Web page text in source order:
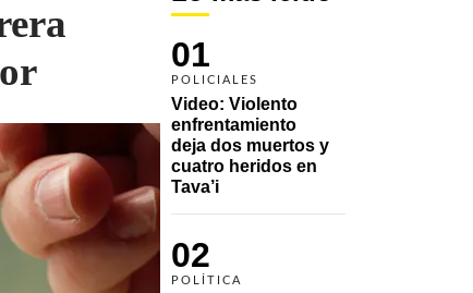
01
POLICIALES
Video: Violento
enfrentamiento
deja dos muertos y
cuatro heridos en
Tava’i
02
POLÍTICA